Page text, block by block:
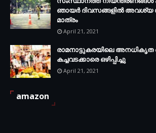
ഞായര്‍ ദിവസങ്ങളില്‍
മാത്രം
April 21, 2021
രാമനാട്ടുകരയിലെ
കച്ചവടക്കാരെ ഒഴിപ്പിച്ചു
April 21, 2021
amazon